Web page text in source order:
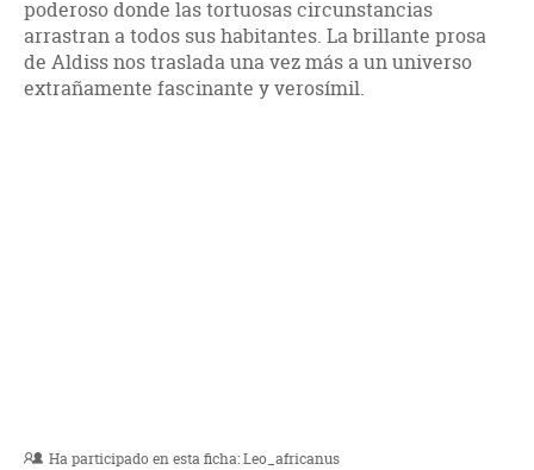
poderoso donde las tortuosas circunstancias
arrastran a todos sus habitantes. La brillante prosa
de Aldiss nos traslada una vez más a un universo
extrañamente fascinante y verosímil.
Ha participado en esta ficha:Leo_africanus